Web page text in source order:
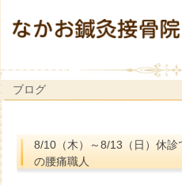
ブログ
8/10（木）～8/13（日）休
の腰痛職人